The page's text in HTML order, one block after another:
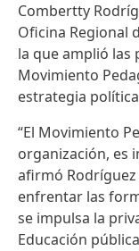
Combertty
Oficina Regional
la que amplió las
Movimiento
estrategia
“El Movimiento
organización, es
afirmó
enfrentar las
se impulsa la
Educación